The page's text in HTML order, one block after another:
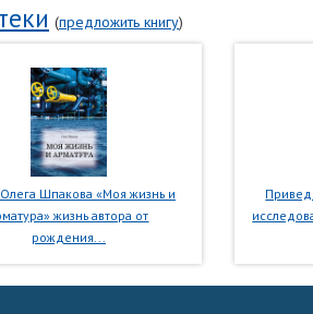
(предложить книгу)
Шпакова «Моя жизнь и
жизнь автора от
рождения...